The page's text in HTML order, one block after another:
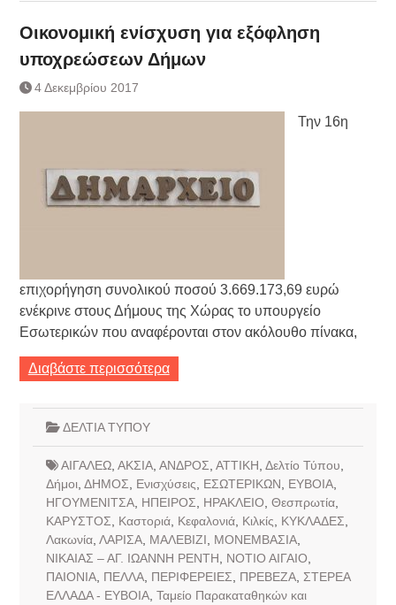
Οικονομική ενίσχυση για εξόφληση
υποχρεώσεων Δήμων
4 Δεκεμβρίου 2017
Την 16η
επιχορήγηση συνολικού ποσού 3.669.173,69 ευρώ
ενέκρινε στους Δήμους της Χώρας το υπουργείο
Εσωτερικών που αναφέρονται στον ακόλουθο πίνακα,
Διαβάστε περισσότερα
ΔΕΛΤΙΑ ΤΥΠΟΥ
ΑΙΓΑΛΕΩ, ΑΚΣΙΑ, ΑΝΔΡΟΣ ΑΤΤΙΚΗ Δελτίο Τύπου
Δήμοι, ΔΗΜΟΣ Ενισχύσεις ΕΣΩΤΕΡΙΚΩΝ ΕΥΒΟΙΑ,
ΗΓΟΥΜΕΝΙΤΣΑ, ΗΠΕΙΡΟΣ ΗΡΑΚΛΕΙΟ Θεσπρωτία,
ΚΑΡΥΣΤΟΣ
Καστοριά, Κεφαλονιά, Κιλκίς ΚΥΚΛΑΔΕΣ
Λακωνία, ΛΑΡΙΣΑ, ΜΑΛΕΒΙΖΙ ΜΟΝΕΜΒΑΣΙΑ,
ΝΙΚΑΙΑΣ – ΑΓ. ΙΩΑΝΝΗ ΡΕΝΤΗ
ΝΟΤΙΟ ΑΙΓΑΙΟ
ΠΑΙΟΝΙΑ, ΠΕΛΛΑ, ΠΕΡΙΦΕΡΕΙΕΣ ΠΡΕΒΕΖΑ, ΣΤΕΡΕΑ
ΕΛΛΑΔΑ - ΕΥΒΟΙΑ, Ταμείο Παρακαταθηκών και